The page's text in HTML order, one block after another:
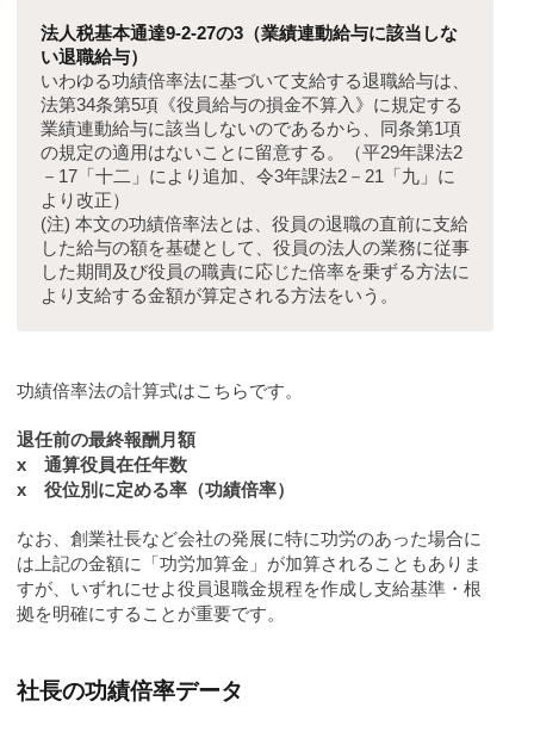
法人税基本通達9-2-27の3（業績連動給与に該当しな
い退職給与）
いわゆる功績倍率法に基づいて支給する退職給与は、
法第34条第5項《役員給与の損金不算入》に規定する
業績連動給与に該当しないのであるから、同条第1項
の規定の適用はないことに留意する。（平29年課法2
－17「十二」により追加、令3年課法2－21「九」に
より改正）
(注) 本文の功績倍率法とは、役員の退職の直前に支給
した給与の額を基礎として、役員の法人の業務に従事
した期間及び役員の職責に応じた倍率を乗ずる方法に
より支給する金額が算定される方法をいう。
功績倍率法の計算式はこちらです。
退任前の最終報酬月額
x 通算役員在任年数
x 役位別に定める率（功績倍率）
なお、創業社長など会社の発展に特に功労のあった場合に
は上記の金額に「功労加算金」が加算されることもありま
すが、いずれにせよ役員退職金規程を作成し支給基準・根
拠を明確にすることが重要です。
社長の功績倍率データ